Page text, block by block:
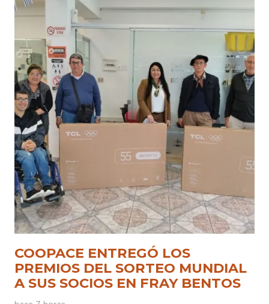
COOPACE ENTREGÓ LOS
PREMIOS DEL SORTEO MUNDIAL
A SUS SOCIOS EN FRAY BENTOS